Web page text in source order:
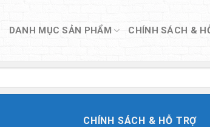
DANH MỤC SẢN PHẨM CHÍNH SÁCH &
CHÍNH SÁCH & HỖ TRỢ